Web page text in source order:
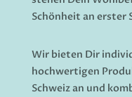
Schönheit an erster
Wir bieten Dir
hochwertigen
Schweiz an und